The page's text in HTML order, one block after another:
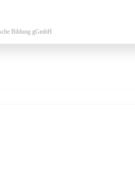
Bildung gGmbH